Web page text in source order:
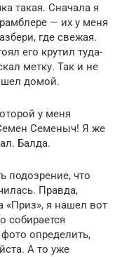
такая. Сначала я
— их у меня
где свежая.
его крутил туда-
метку. Так и не
домой.
у меня
Семеныч! Я же
Балда.
подозрение, что
Правда,
«Приз», я нашел вот
собирается
определить,
А то уже